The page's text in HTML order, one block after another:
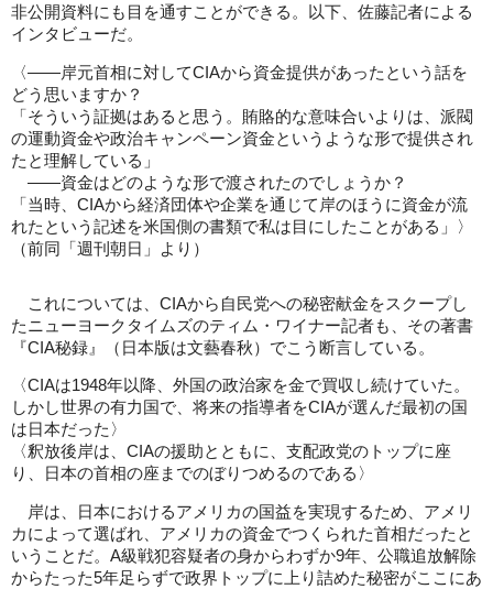
非公開資料にも目を通すことができる。以下、佐藤記者による
インタビューだ。
〈――岸元首相に対してCIAから資金提供があったという話を
どう思いますか？
「そういう証拠はあると思う。賄賂的な意味合いよりは、派閥
の運動資金や政治キャンペーン資金というような形で提供され
たと理解している」
――資金はどのような形で渡されたのでしょうか？
「当時、CIAから経済団体や企業を通じて岸のほうに資金が流
れたという記述を米国側の書類で私は目にしたことがある」〉
（前同「週刊朝日」より）
これについては、CIAから自民党への秘密献金をスクープし
たニューヨークタイムズのティム・ワイナー記者も、その著書
『CIA秘録』（日本版は文藝春秋）でこう断言している。
〈CIAは1948年以降、外国の政治家を金で買収し続けていた。
しかし世界の有力国で、将来の指導者をCIAが選んだ最初の国
は日本だった〉
〈釈放後岸は、CIAの援助とともに、支配政党のトップに座
り、日本の首相の座までのぼりつめるのである〉
岸は、日本におけるアメリカの国益を実現するため、アメリ
カによって選ばれ、アメリカの資金でつくられた首相だったと
いうことだ。A級戦犯容疑者の身からわずか9年、公職追放解除
からたった5年足らずで政界トップに上り詰めた秘密がここにあ